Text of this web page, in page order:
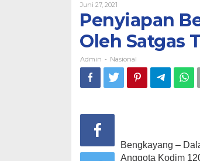
Juni 27, 2021
Admin
Penyiapan
Oleh Satgas
Admin - Nasional
Bengkayang –
Anggota Kodim